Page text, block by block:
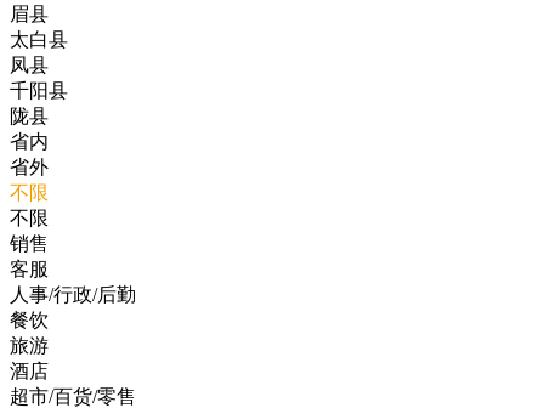
眉县
太白县
凤县
千阳县
陇县
省内
省外
不限
不限
销售
客服
人事/行政/后勤
餐饮
旅游
酒店
超市/百货/零售